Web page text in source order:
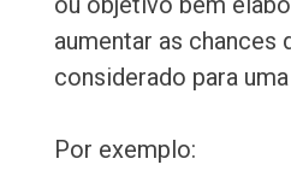
aumentar as chances
considerado para
Por exemplo: